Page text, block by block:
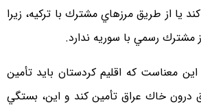
يا از طريق مرزهاي مشترك با تركيه، زيرا
مشترك رسمي با سوريه ندارد.
اين معناست كه اقليم كردستان بايد تأمين
درون خاك عراق تأمين كند و اين، بستگي